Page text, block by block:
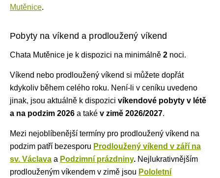
Mutěnice.
Pobyty na víkend a prodloužený víkend
Chata Mutěnice je k dispozici na minimálně 2 noci.
Víkend nebo prodloužený víkend si můžete dopřát
kdykoliv během celého roku. Není-li v ceníku uvedeno
jinak, jsou aktuálně k dispozici víkendové pobyty v létě
a na podzim 2026 a také v zimě 2026/2027.
Mezi nejoblíbenější termíny pro prodloužený víkend na
podzim patří bezesporu Prodloužený víkend v září na
sv. Václava a Podzimní prázdniny. Nejlukrativnějším
prodlouženým víkendem v zimě jsou Pololetní